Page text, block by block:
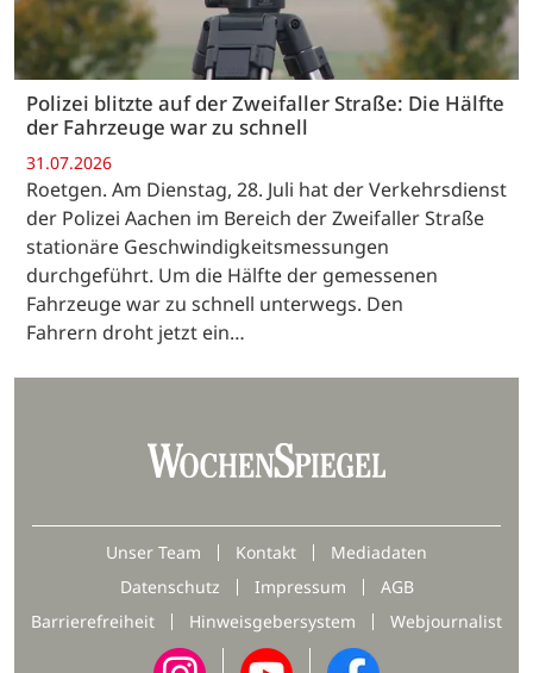
Polizei blitzte auf der Zweifaller Straße: Die Hälfte
der Fahrzeuge war zu schnell
31.07.2026
Roetgen. Am Dienstag, 28. Juli hat der Verkehrsdienst
der Polizei Aachen im Bereich der Zweifaller Straße
stationäre Geschwindigkeitsmessungen
durchgeführt. Um die Hälfte der gemessenen
Fahrzeuge war zu schnell unterwegs. Den
Fahrern droht jetzt ein…
Unser Team Kontakt
Mediadaten
Datenschutz
Impressum
AGB
Barrierefreiheit
Hinweisgebersystem Webjournalist